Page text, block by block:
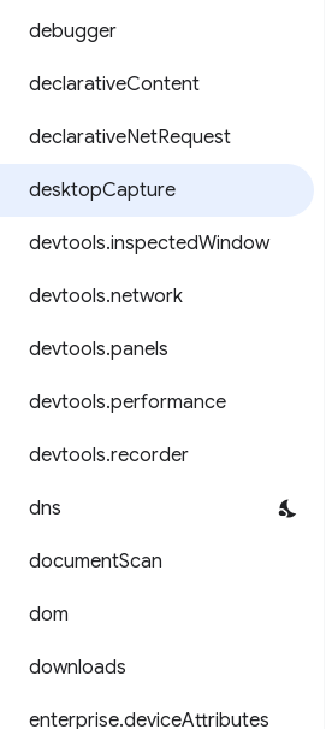
debugger
declarativeContent
declarativeNetRequest
desktopCapture
devtools.inspectedWindow
devtools.network
devtools.panels
devtools.performance
devtools.recorder
dns
documentScan
dom
downloads
enterprise.deviceAttributes